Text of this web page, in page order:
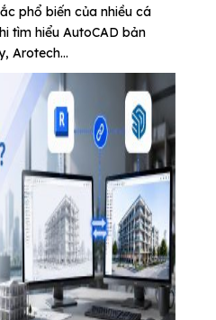
phổ biến của nhiều cá
tìm hiểu AutoCAD bản
Arotech...